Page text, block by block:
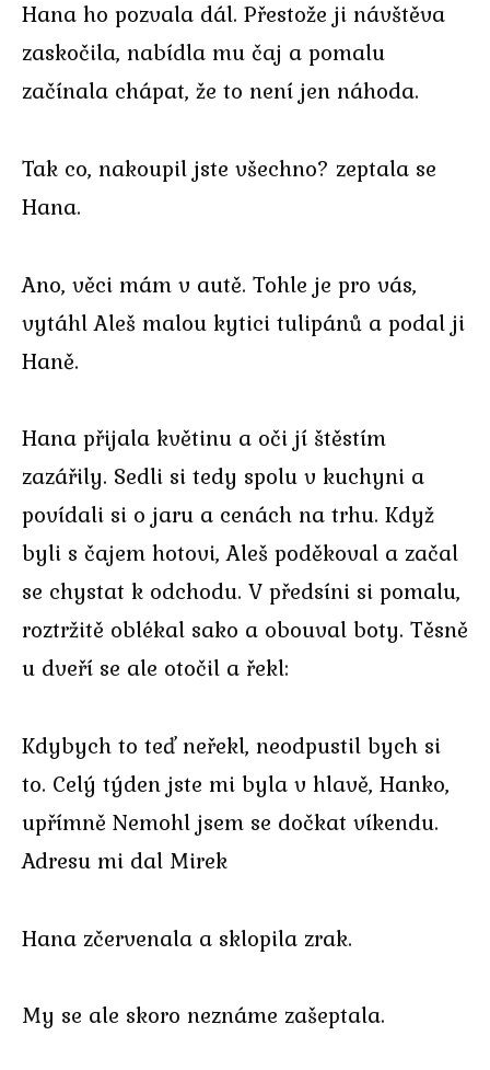
Hana ho pozvala dál. Přestože ji návštěva
zaskočila, nabídla mu čaj a pomalu
začínala chápat, že to není jen náhoda.
Tak co, nakoupil jste všechno? zeptala se
Hana.
Ano, věci mám v autě. Tohle je pro vás,
vytáhl Aleš malou kytici tulipánů a podal ji
Haně.
Hana přijala květinu a oči jí štěstím
zazářily. Sedli si tedy spolu v kuchyni a
povídali si o jaru a cenách na trhu. Když
byli s čajem hotovi, Aleš poděkoval a začal
se chystat k odchodu. V předsíni si pomalu,
roztržitě oblékal sako a obouval boty. Těsně
u dveří se ale otočil a řekl:
Kdybych to teď neřekl, neodpustil bych si
to. Celý týden jste mi byla v hlavě, Hanko,
upřímně Nemohl jsem se dočkat víkendu.
Adresu mi dal Mirek
Hana zčervenala a sklopila zrak.
My se ale skoro neznáme zašeptala.